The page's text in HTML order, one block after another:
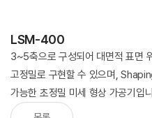
LSM-400
3~5축으로 구성되어 대면적 표면
고정밀로 구현할 수 있으며,
가능한 초정밀 미세 형상 가공기입